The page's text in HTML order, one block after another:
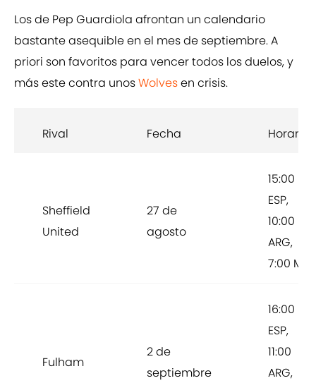
Los de Pep Guardiola afrontan un calendario
bastante asequible en el mes de septiembre. A
priori son favoritos para vencer todos los duelos, y
más este contra unosWolvesen crisis.
Rival Fecha Horario
Sheffield
United
27 de
agosto
15:00
ESP,
10:00
ARG,
7:00 MX
Fulham
2 de
septiembre
16:00
ESP,
11:00
ARG,